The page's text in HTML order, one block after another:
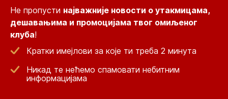
Не пропусти најважније новости о утакмицама,
дешавањима и промоцијама твог омиљеног
клуба!
Кратки имејлови за које ти треба 2 минута
Никад те нећемо спамовати небитним
информацијама